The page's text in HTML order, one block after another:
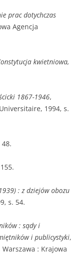
prac dotychczas
Agencja
kwietniowa,
1867-1946,
1994, s.
48.
: z dziejów obozu
s. 54.
: sądy i
i publicystyki,
: Krajowa